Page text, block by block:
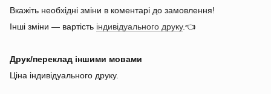
Вкажіть необхідні зміни в коментарі до замовлення!
Інші зміни — вартість індивідуального друку.👈
Друк/переклад іншими мовами
Ціна індивідуального друку.